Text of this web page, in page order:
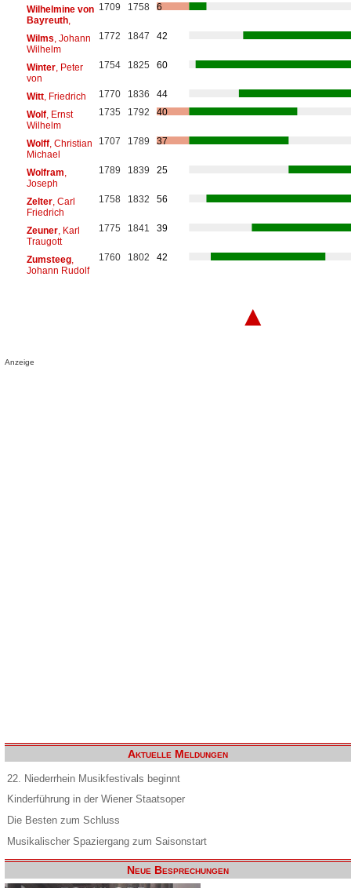
Wilhelmine von
Bayreuth,
1709 1758 6
Wilms , Johann
Wilhelm
1772 1847 42
Winter, Peter
von
1754 1825 60
Witt, Friedrich 1770 1836
44
Wolf, Ernst
Wilhelm
1735 1792 40
Wolff, Christian
Michael
1707 1789 37
Wolfram
Joseph
1789 1839 25
Zelter, Carl
Friedrich
1758 1832 56
Zeuner, Karl
Traugott
1775 1841 39
Zumsteeg,
Johann Rudolf
1760 1802 42
▲
Anzeige
Aktuelle Meldungen
22. Niederrhein Musikfestivals beginnt
Kinderführung in der Wiener Staatsoper
Die Besten zum Schluss
Musikalischer Spaziergang zum Saisonstart
Neue Besprechungen